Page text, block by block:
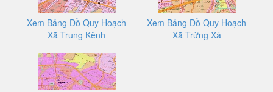
Xem Bảng Đồ Quy Hoạch
Xã Trung Kênh
Xem Bảng Đồ Quy Hoạch
Xã Trừng Xá